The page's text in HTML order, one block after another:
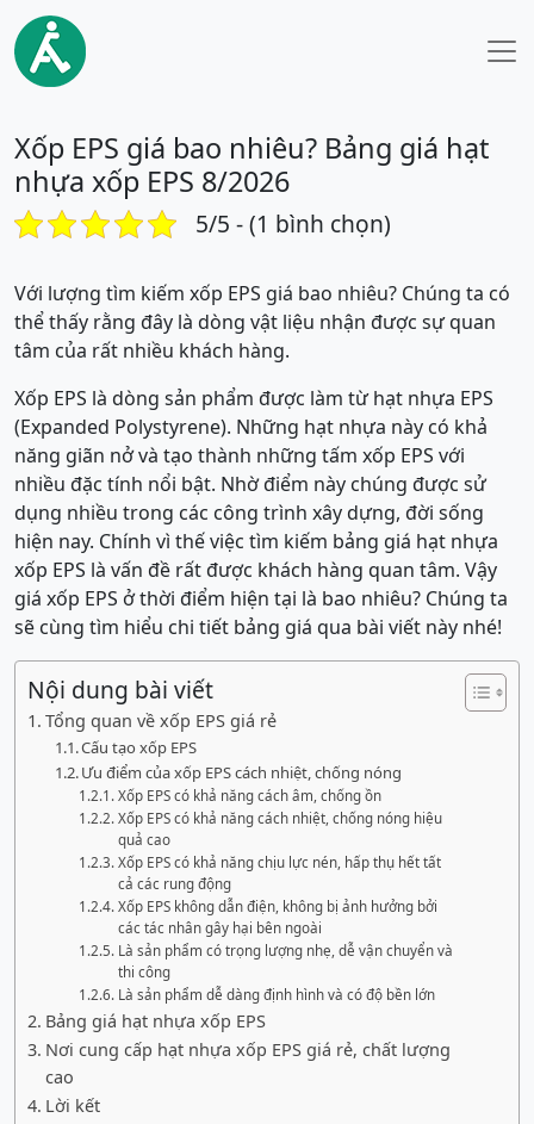
Xốp EPS giá bao nhiêu? Bảng giá hạt
nhựa xốp EPS 8/2026
5/5 - (1 bình chọn)
Với lượng tìm kiếm xốp EPS giá bao nhiêu? Chúng ta có
thể thấy rằng đây là dòng vật liệu nhận được sự quan
tâm của rất nhiều khách hàng.
Xốp EPS là dòng sản phẩm được làm từ hạt nhựa EPS
(Expanded Polystyrene). Những hạt nhựa này có khả
năng giãn nở và tạo thành những tấm xốp EPS với
nhiều đặc tính nổi bật. Nhờ điểm này chúng được sử
dụng nhiều trong các công trình xây dựng, đời sống
hiện nay. Chính vì thế việc tìm kiếm bảng giá hạt nhựa
xốp EPS là vấn đề rất được khách hàng quan tâm. Vậy
giá xốp EPS ở thời điểm hiện tại là bao nhiêu? Chúng ta
sẽ cùng tìm hiểu chi tiết bảng giá qua bài viết này nhé!
Nội dung bài viết
Tổng quan về xốp EPS giá rẻ
Cấu tạo xốp EPS
Ưu điểm của xốp EPS cách nhiệt, chống nóng
Xốp EPS có khả năng cách âm, chống ồn
Xốp EPS có khả năng cách nhiệt, chống nóng hiệu
quả cao
Xốp EPS có khả năng chịu lực nén, hấp thụ hết tất
cả các rung động
Xốp EPS không dẫn điện, không bị ảnh hưởng bởi
các tác nhân gây hại bên ngoài
Là sản phẩm có trọng lượng nhẹ, dễ vận chuyển và
thi công
Là sản phẩm dễ dàng định hình và có độ bền lớn
Bảng giá hạt nhựa xốp EPS
Nơi cung cấp hạt nhựa xốp EPS giá rẻ, chất lượng
cao
Lời kết